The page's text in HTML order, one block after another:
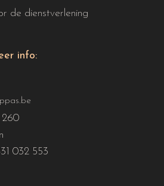
de dienstverlening
info:
260
032 553